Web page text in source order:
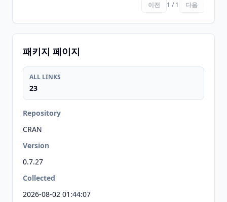
이전 1 / 1 다음
패키지 페이지
ALL LINKS
23
Repository
CRAN
Version
0.7.27
Collected
2026-08-02 01:44:07